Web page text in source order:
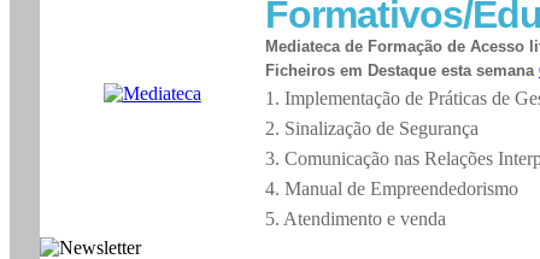
Formativos/
Mediateca de Formação de Acesso
Ficheiros em Destaque esta semana
1. Implementação de Práticas de
2. Sinalização de Segurança
3. Comunicação nas Relações
4. Manual de Empreendedorismo
5. Atendimento e venda